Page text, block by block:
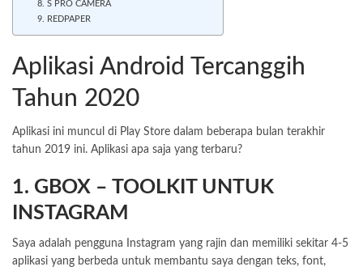
8. S PRO CAMERA
9. REDPAPER
Aplikasi Android Tercanggih
Tahun 2020
Aplikasi ini muncul di Play Store dalam beberapa bulan terakhir
tahun 2019 ini. Aplikasi apa saja yang terbaru?
1. GBOX – TOOLKIT UNTUK
INSTAGRAM
Saya adalah pengguna Instagram yang rajin dan memiliki sekitar 4-5
aplikasi yang berbeda untuk membantu saya dengan teks, font,